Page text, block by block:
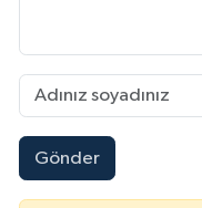
Gönder